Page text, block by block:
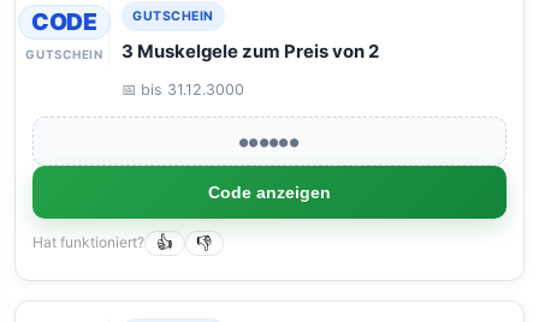
CODE
GUTSCHEIN
GUTSCHEIN
3 Muskelgele zum Preis von 2
📅 bis 31.12.3000
●●●●●●
Code anzeigen
Hat funktioniert? 👍 👎